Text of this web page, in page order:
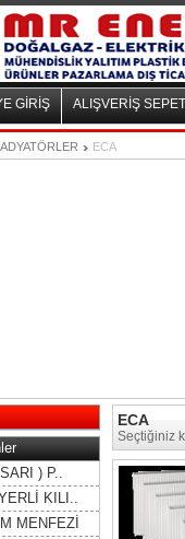
GİRİŞ ALIŞVERİŞ
ECA
) P..
KILI..
MENFEZİ
ECA
Seçtiğiniz